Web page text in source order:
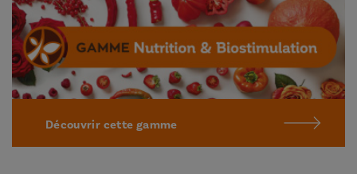
Découvrir cette gamme